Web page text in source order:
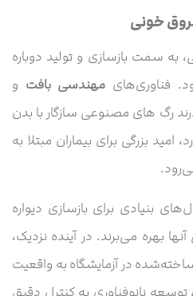
خونی
به سمت بازسازی و تولید دوباره
فناوری‌های مهندسی بافت و
رگ‌ های مصنوعی سازگار با بدن
امید بزرگی برای بیماران مبتلا به
بنیادی برای بازسازی دیواره
بهره می‌برند. در آینده نزدیک،
در آزمایشگاه به واقعیت
نانوفناوری به کنترل دقیق